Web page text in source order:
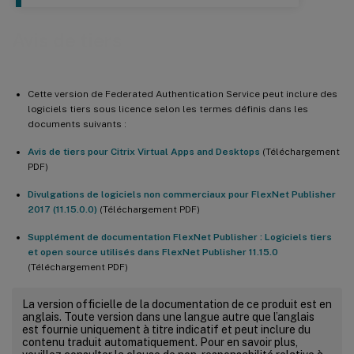
Cette version de Federated Authentication Service peut inclure des
logiciels tiers sous licence selon les termes définis dans les
documents suivants :
Avis de tiers pour Citrix Virtual Apps and Desktops (Téléchargement
PDF)
Divulgations de logiciels non commerciaux pour FlexNet Publisher
2017 (11.15.0.0) (Téléchargement PDF)
Supplément de documentation FlexNet Publisher : Logiciels tiers
et open source utilisés dans FlexNet Publisher 11.15.0
(Téléchargement PDF)
La version officielle de la documentation de ce produit est en
anglais. Toute version dans une langue autre que l’anglais
est fournie uniquement à titre indicatif et peut inclure du
contenu traduit automatiquement. Pour en savoir plus,